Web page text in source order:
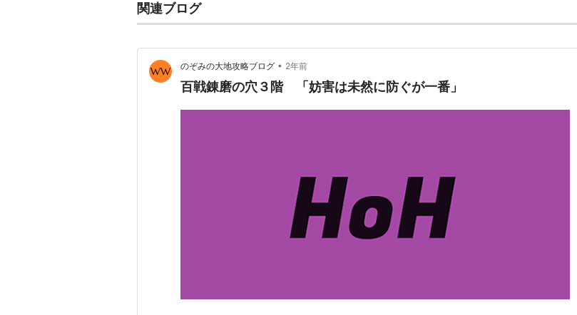
関連ブログ
のぞみの大地攻略ブログ • 2年前
百戦錬磨の穴３階 「妨害は未然に防ぐが一番」